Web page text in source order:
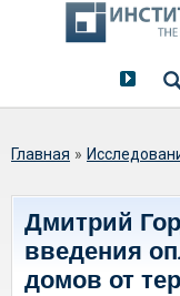
Вы здесь
Главная »
Дмитрий
введения
домов от